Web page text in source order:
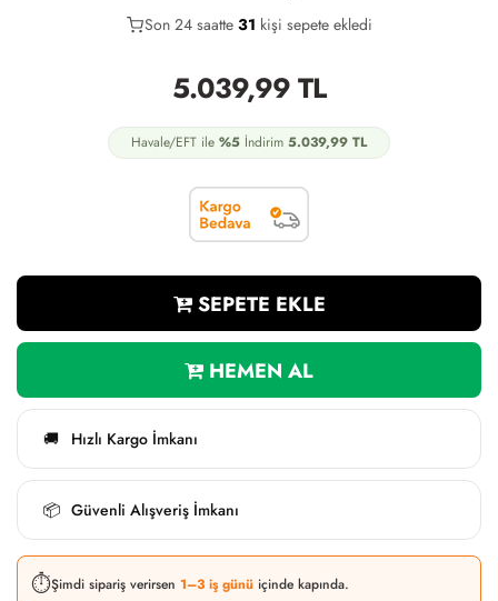
21
Son 24 saatte 31 kişi sepete ekledi
12
5.039,99TL
Havale/EFT ile %5 İndirim 5.039,99 TL
SEPETE EKLE
HEMEN AL
🚚 Hızlı Kargo İmkanı
📦 Güvenli Alışveriş İmkanı
⏱️Şimdi sipariş verirsen 1–3 iş günü içinde kapında.